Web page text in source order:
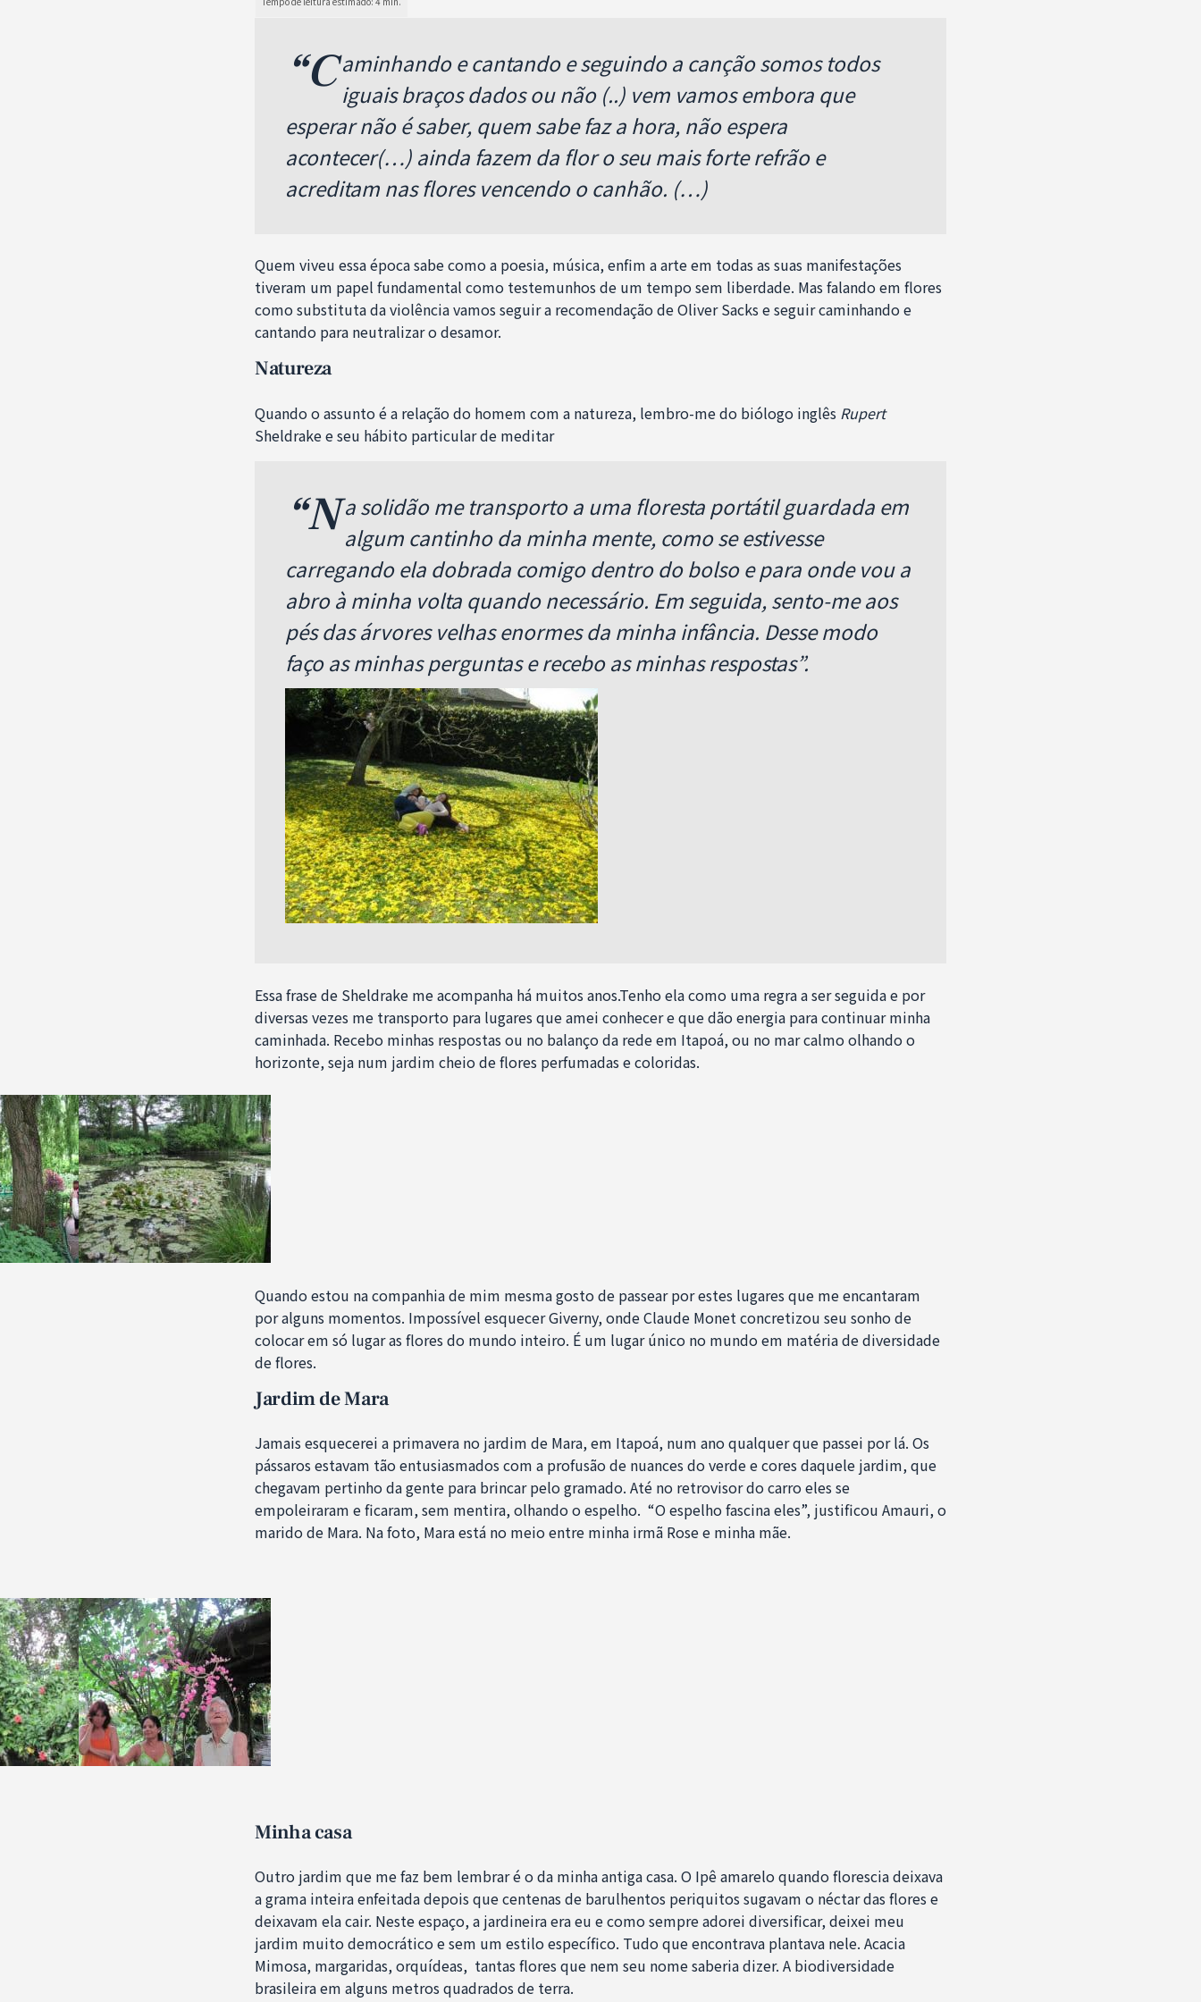
“Caminhando e cantando e seguindo a canção somos todos
iguais braços dados ou não (..) vem vamos embora que
esperar não é saber, quem sabe faz a hora, não espera
acontecer(…) ainda fazem da flor o seu mais forte refrão e
acreditam nas flores vencendo o canhão. (…)
Quem viveu essa época sabe como a poesia, música, enfim a arte em todas as suas manifestações
tiveram um papel fundamental como testemunhos de um tempo sem liberdade. Mas falando em flores
como substituta da violência vamos seguir a recomendação de Oliver Sacks e seguir caminhando e
cantando para neutralizar o desamor.
Natureza
Quando o assunto é a relação do homem com a natureza, lembro-me do biólogo inglês Rupert
Sheldrake e seu hábito particular de meditar
“Na solidão me transporto a uma floresta portátil guardada em
algum cantinho da minha mente, como se estivesse
carregando ela dobrada comigo dentro do bolso e para onde vou a
abro à minha volta quando necessário. Em seguida, sento-me aos
pés das árvores velhas enormes da minha infância. Desse modo
faço as minhas perguntas e recebo as minhas respostas”.
Essa frase de Sheldrake me acompanha há muitos anos.Tenho ela como uma regra a ser seguida e por
diversas vezes me transporto para lugares que amei conhecer e que dão energia para continuar minha
caminhada. Recebo minhas respostas ou no balanço da rede em Itapoá, ou no mar calmo olhando o
horizonte, seja num jardim cheio de flores perfumadas e coloridas.
Quando estou na companhia de mim mesma gosto de passear por estes lugares que me encantaram
por alguns momentos. Impossível esquecer Giverny, onde Claude Monet concretizou seu sonho de
colocar em só lugar as flores do mundo inteiro. É um lugar único no mundo em matéria de diversidade
de flores.
Jardim de Mara
Jamais esquecerei a primavera no jardim de Mara, em Itapoá, num ano qualquer que passei por lá. Os
pássaros estavam tão entusiasmados com a profusão de nuances do verde e cores daquele jardim, que
chegavam pertinho da gente para brincar pelo gramado. Até no retrovisor do carro eles se
empoleiraram e ficaram, sem mentira, olhando o espelho. “O espelho fascina eles”, justificou Amauri, o
marido de Mara. Na foto, Mara está no meio entre minha irmã Rose e minha mãe.
Minha casa
Outro jardim que me faz bem lembrar é o da minha antiga casa. O Ipê amarelo quando florescia deixava
a grama inteira enfeitada depois que centenas de barulhentos periquitos sugavam o néctar das flores e
deixavam ela cair. Neste espaço, a jardineira era eu e como sempre adorei diversificar, deixei meu
jardim muito democrático e sem um estilo específico. Tudo que encontrava plantava nele. Acacia
Mimosa, margaridas, orquídeas, tantas flores que nem seu nome saberia dizer. A biodiversidade
brasileira em alguns metros quadrados de terra.